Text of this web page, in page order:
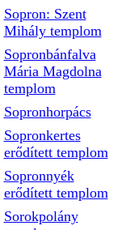
Sopron: Szent
Mihály templom
Sopronbánfalva
Mária Magdolna
templom
Sopronhorpács
Sopronkertes
erődített templom
Sopronnyék
erődített templom
Sorokpolány